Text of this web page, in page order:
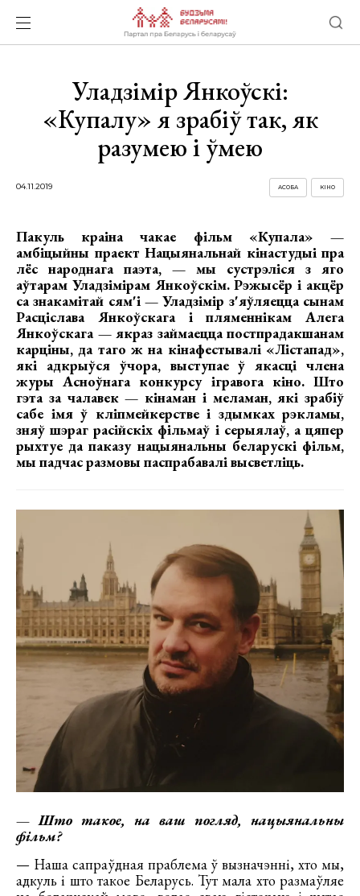
Уладзімір Янкоўскі:
«Купалу» я зрабіў так, як
разумею і ўмею
04.11.2019 КІНО
АСОБА
Пакуль краіна чакае фільм «Купала» —
амбіцыйны праект Нацыянальнай кінастудыі пра
лёс народнага паэта, — мы сустрэліся з яго
аўтарам Уладзімірам Янкоўскім. Рэжысёр і акцёр
са знакамітай сям'і — Уладзімір з'яўляецца сынам
Расціслава Янкоўскага і пляменнікам Алега
Янкоўскага — якраз займаецца постпрадакшанам
карціны, да таго ж на кінафестывалі «Лістапад»,
які адкрыўся ўчора, выступае ў якасці члена
журы Асноўнага конкурсу ігравога кіно. Што
гэта за чалавек — кінаман і меламан, які зрабіў
сабе імя ў кліпмейкерстве і здымках рэкламы,
зняў шэраг расійскіх фільмаў і серыялаў, а цяпер
рыхтуе да паказу нацыянальны беларускі фільм,
мы падчас размовы паспрабавалі высветліць.
— Што такое, на ваш погляд, нацыянальны
фільм?
— Наша сапраўдная праблема ў вызначэнні, хто мы,
адкуль і што такое Беларусь. Тут мала хто размаўляе